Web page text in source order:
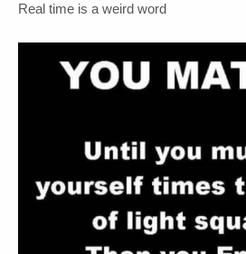
Real time is a weird word